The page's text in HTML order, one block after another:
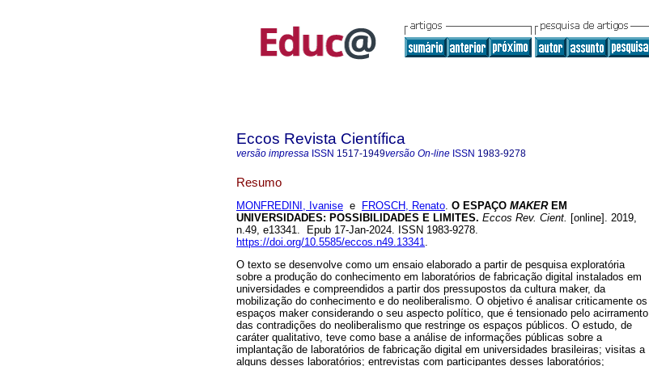
Eccos Revista Científica
versão impressa ISSN 1517-1949versão On-line ISSN 1983-9278
Resumo
MONFREDINI, Ivanise e FROSCH, Renato. O ESPAÇO MAKEREM
UNIVERSIDADES: POSSIBILIDADES E LIMITES. Eccos Rev. Cient. [online]. 2019,
n.49, e13341. Epub 17-Jan-2024. ISSN 1983-9278.
https://doi.org/10.5585/eccos.n49.13341.
O texto se desenvolve como um ensaio elaborado a partir de pesquisa exploratória
sobre a produção do conhecimento em laboratórios de fabricação digital instalados em
universidades e compreendidos a partir dos pressupostos da cultura maker, da
mobilização do conhecimento e do neoliberalismo. O objetivo é analisar criticamente os
espaços maker considerando o seu aspecto político, que é tensionado pelo acirramento
das contradições do neoliberalismo que restringe os espaços públicos. O estudo, de
caráter qualitativo, teve como base a análise de informações públicas sobre a
implantação de laboratórios de fabricação digital em universidades brasileiras; visitas a
alguns desses laboratórios; entrevistas com participantes desses laboratórios;